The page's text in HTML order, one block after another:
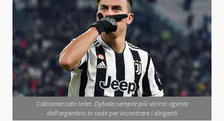
Calciomercato Inter, Dybala sempre più vicino: agente
dell'argentino in sede per incontrare i dirigenti